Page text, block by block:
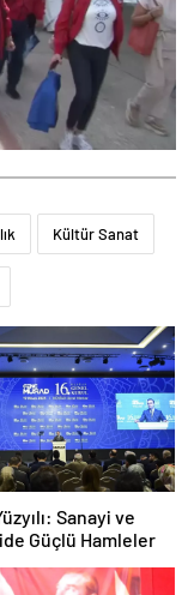
Kültür Sanat
Sanayi ve
Güçlü Hamleler